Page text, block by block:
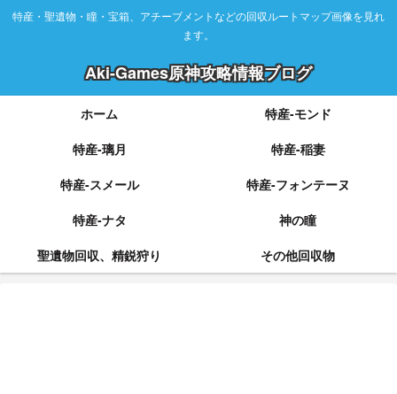
特産・聖遺物・瞳・宝箱、アチーブメントなどの回収ルートマップ画像を見れ
ます。
Aki-Games原神攻略情報ブログ
ホーム
特産-モンド
特産-璃月
特産-稲妻
特産-スメール
特産-フォンテーヌ
特産-ナタ
神の瞳
聖遺物回収、精鋭狩り
その他回収物